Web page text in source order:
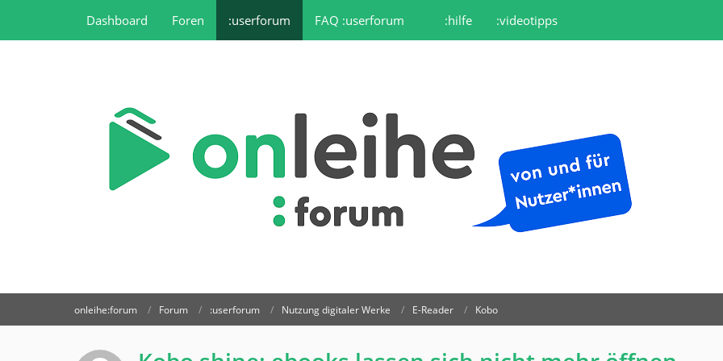
Dashboard Foren :userforum FAQ :userforum :hilfe :videotipps
onleihe:forum Forum :userforum Nutzung digitaler Werke E-Reader Kobo